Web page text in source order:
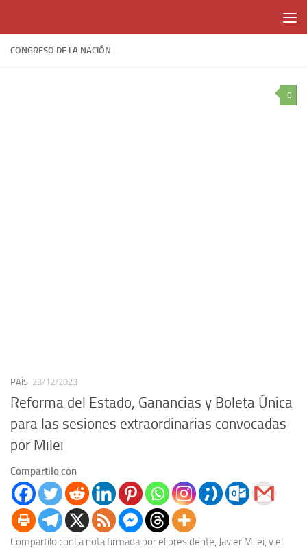
CONGRESO DE LA NACIÓN
0
PAÍS 23/12/2023
Reforma del Estado, Ganancias y Boleta Única
para las sesiones extraordinarias convocadas
por Milei
Compartilo con
Compartilo conLa nota firmada por el presidente, Javier Milei, y el